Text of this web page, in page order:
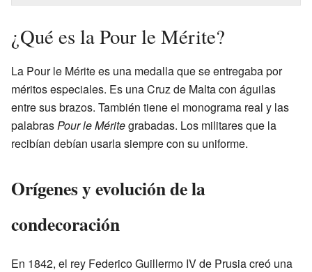
¿Qué es la Pour le Mérite?
La Pour le Mérite es una medalla que se entregaba por
méritos especiales. Es una Cruz de Malta con águilas
entre sus brazos. También tiene el monograma real y las
palabrasPour le Méritegrabadas. Los militares que la
recibían debían usarla siempre con su uniforme.
Orígenes y evolución de la
condecoración
En 1842, el rey Federico Guillermo IV de Prusia creó una